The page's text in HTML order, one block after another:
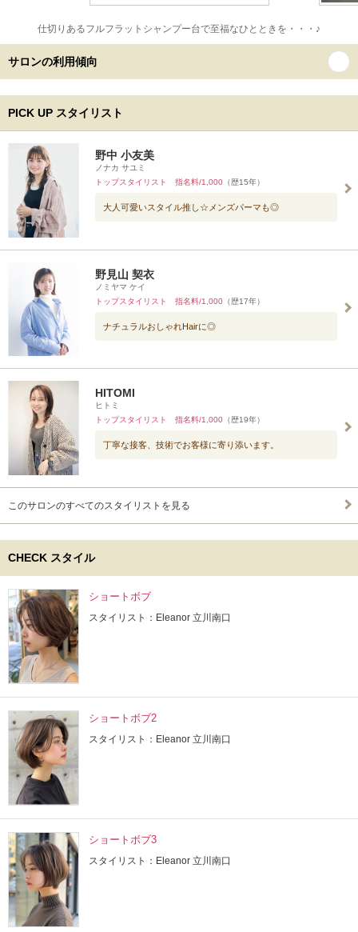
仕切りあるフルフラットシャンプー台で至福なひとときを・・・♪
サロンの利用傾向
PICK UP スタイリスト
野中 小友美
ノナカ サユミ
トップスタイリスト 指名料/1,000 （歴15年）
大人可愛いスタイル推し☆メンズパーマも◎
野見山 契衣
ノミヤマ ケイ
トップスタイリスト 指名料/1,000 （歴17年）
ナチュラルおしゃれHairに◎
HITOMI
ヒトミ
トップスタイリスト 指名料/1,000 （歴19年）
丁寧な接客、技術でお客様に寄り添います。
このサロンのすべてのスタイリストを見る
CHECK スタイル
ショートボブ
スタイリスト：Eleanor 立川南口
ショートボブ2
スタイリスト：Eleanor 立川南口
ショートボブ3
スタイリスト：Eleanor 立川南口